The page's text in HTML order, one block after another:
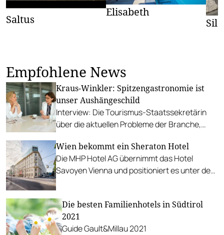
Saltus
Elisabeth
Empfohlene News
Kraus-Winkler: Spitzengastronomie ist
unser Aushängeschild
Interview: Die Tourismus-Staatssekretärin
über die aktuellen Probleme der Branche,
Wettbewerben.
Wien bekommt ein Sheraton Hotel
Die MHP Hotel AG übernimmt das Hotel
Savoyen Vienna und positioniert es unter der
Die besten Familienhotels in Südtirol
2021
Guide Gault&Millau 2021